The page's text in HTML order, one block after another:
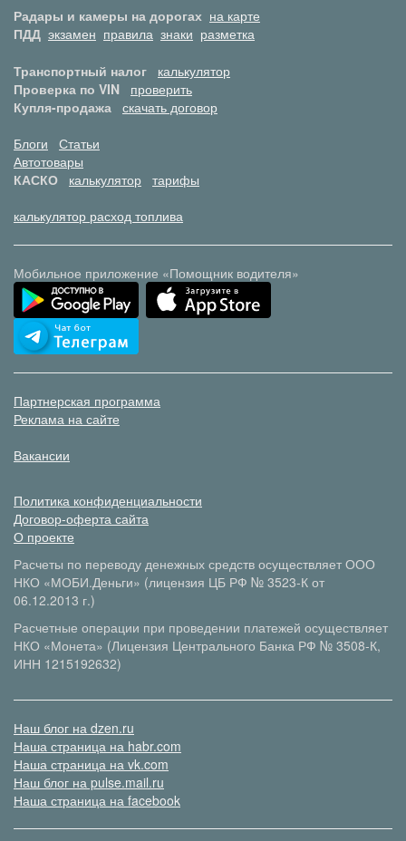
Радары и камеры на дорогах на карте
ПДД экзамен правила знаки разметка
Транспортный налог
калькулятор
Проверка по VIN
проверить
Купля-продажа скачать договор
Блоги
Статьи
Автотовары
КАСКО
калькулятор тарифы
калькулятор расход топлива
Мобильное приложение «Помощник водителя»
Партнерская программа
Реклама на сайте
Вакансии
Политика конфиденциальности
Договор-оферта сайта
О проекте
Расчеты по переводу денежных средств осуществляет ООО
НКО «МОБИ.Деньги» (лицензия ЦБ РФ № 3523-К от
06.12.2013 г.)
Расчетные операции при проведении платежей осуществляет
НКО «Монета» (Лицензия Центрального Банка РФ № 3508-К,
ИНН 1215192632)
Наш блог на dzen.ru
Наша страница на habr.com
Наша страница на vk.com
Наш блог на pulse.mail.ru
Наша страница на facebook